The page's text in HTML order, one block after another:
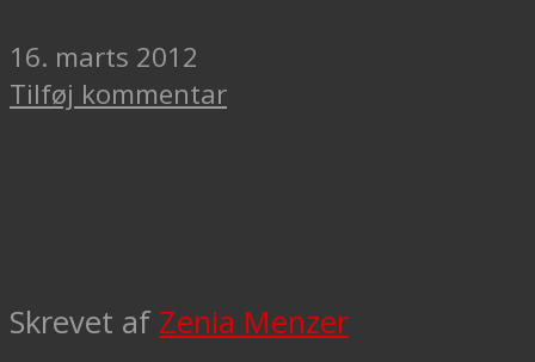
16. marts 2012
Tilføj kommentar
Skrevet af Zenia Menzer